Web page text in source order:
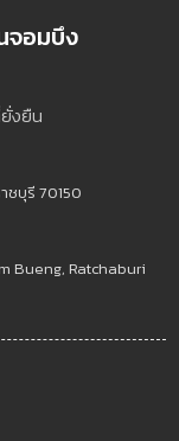
จอมบึง
งยืน
ชบุรี 70150
Bueng, Ratchaburi